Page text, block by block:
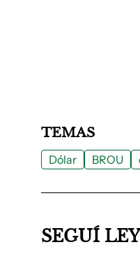
TEMAS
Dólar BROU
SEGUÍ